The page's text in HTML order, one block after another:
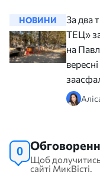
НОВИНИ
За два
ТЕЦ»
на
0
Щоб
сайті МикВісті.